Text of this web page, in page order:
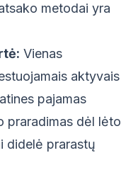
metodai yra
Vienas
aktyvais
pajamas
praradimas dėl lėto
didelė prarastų